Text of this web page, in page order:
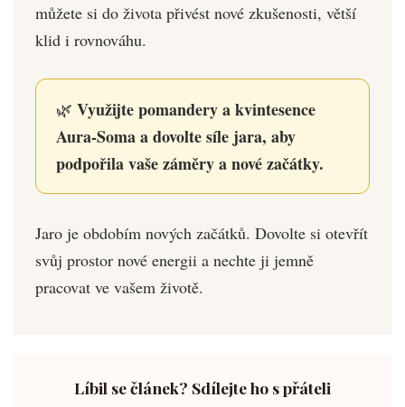
můžete si do života přivést nové zkušenosti, větší
klid i rovnováhu.
🌿 Využijte pomandery a kvintesence
Aura-Soma a dovolte síle jara, aby
podpořila vaše záměry a nové začátky.
Jaro je obdobím nových začátků. Dovolte si otevřít
svůj prostor nové energii a nechte ji jemně
pracovat ve vašem životě.
Líbil se článek? Sdílejte ho s přáteli